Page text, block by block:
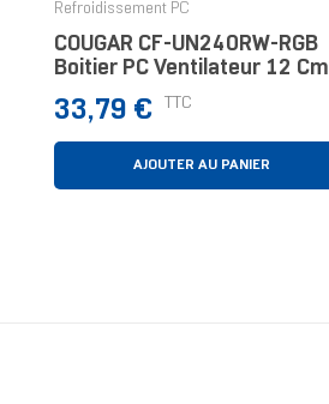
Refroidissement PC
COUGAR CF-UN240RW-RGB​
Boitier PC Ventilateur 12 Cm
Prix
33,79 € TTC
AJOUTER AU PANIER